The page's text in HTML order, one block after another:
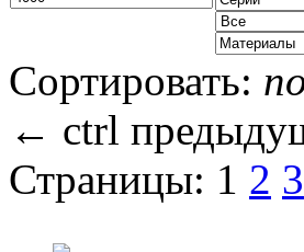
Сортировать:
← ctrl
Страницы: 1 2 3